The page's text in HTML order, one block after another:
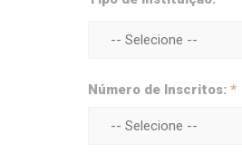
Número de Inscritos: *